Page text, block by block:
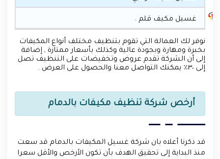
غسيل مكيف قلم .
نوفر لك العمالة التي تقوم بتنظيف مختلف أنواع المكيفات
بخبرة ومهارة وبجودة عالية وكذلك بأسعار ممتازة , إضافة
إلى أن الشركة تقدم عروض وتخفيضات على التنظيف تصل
إلى ٣٠٪ يمكنك التواصل معنا والحصول على العرض .
أرخص شركة تنظيف مكيفات بالدمام
قد ذكرنا أعلاه بان شركة غسيل المكيفات بالدمام قد سعت
منذ البداية إلى تحقيق الهدف بأن تكون الأرخص والأقل سعرا